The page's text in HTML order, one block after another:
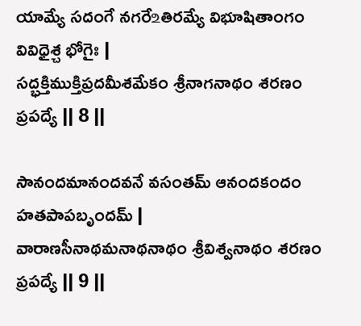
యామ్యే సదంగే నగరే ‌உతిరమ్యే విభూషితాంగం
వివిధైశ్చ భోగైః |
సద్భక్తిముక్తిప్రదమీశమేకం శ్రీనాగనాథం శరణం
ప్రపద్యే || 8 ||
సానందమానందవనే వసంతమ్ ఆనందకందం
హతపాపబృందమ్ |
వారాణసీనాథమనాథనాథం శ్రీవిశ్వనాథం శరణం
ప్రపద్యే || 9 ||